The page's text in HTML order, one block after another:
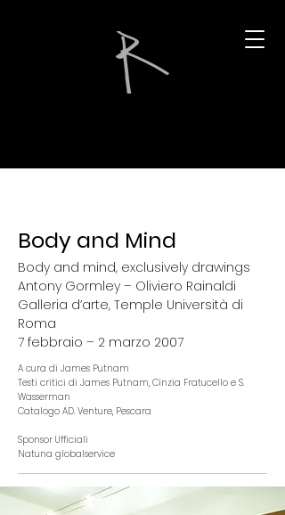
Body and Mind
Body and mind, exclusively drawings
Antony Gormley – Oliviero Rainaldi
Galleria d’arte, Temple Università di
Roma
7 febbraio – 2 marzo 2007
A cura di James Putnam
Testi critici di James Putnam, Cinzia Fratucello e S.
Wasserman
Catalogo AD. Venture, Pescara
Sponsor Ufficiali
Natuna globalservice